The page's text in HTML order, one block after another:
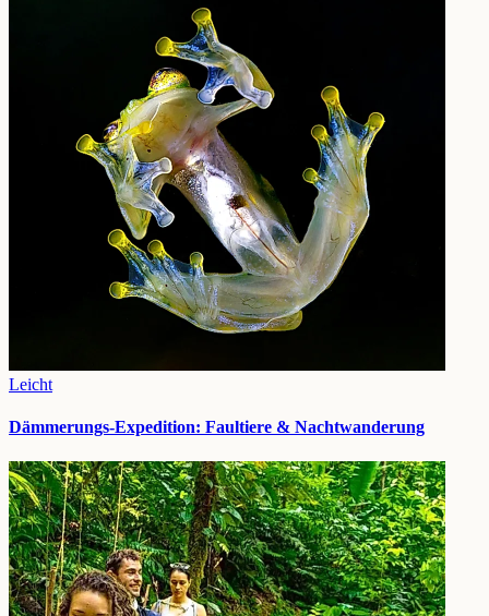
Leicht
Dämmerungs-Expedition: Faultiere & Nachtwanderung